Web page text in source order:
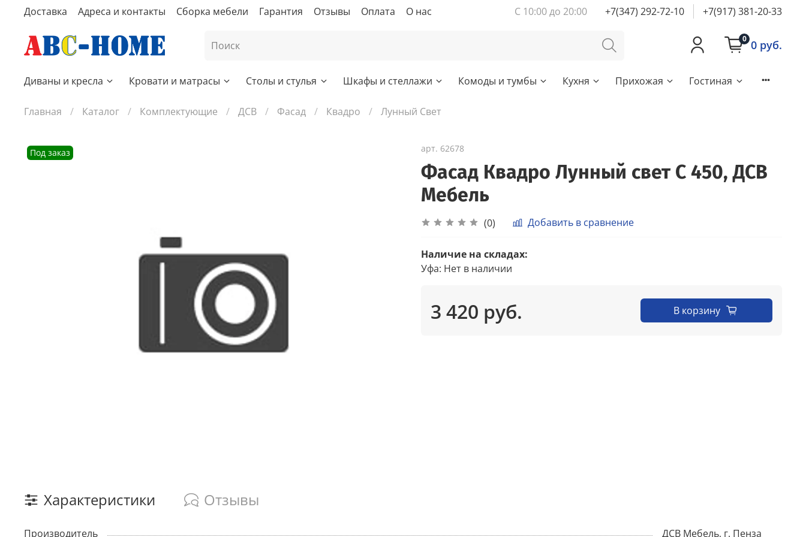
Доставка Адреса и контакты Сборка мебели Гарантия Отзывы Оплата О нас С 10:00 до 20:00 +7(347) 292-72-10 +7(917) 381-20-33
0 0 руб.
Диваны и кресла Кровати и матрасы Столы и стулья Шкафы и стеллажи Комоды и тумбы Кухня Прихожая Гостиная
Главная Каталог Комплектующие ДСВ Фасад Квадро Лунный Свет
Под заказ арт. 62678
Фасад Квадро Лунный свет С 450, ДСВ
Мебель
(0) Добавить в сравнение
Наличие на складах:
Уфа: Нет в наличии
3 420 руб. В корзину
Характеристики Отзывы
Производитель ДСВ Мебель, г. Пенза